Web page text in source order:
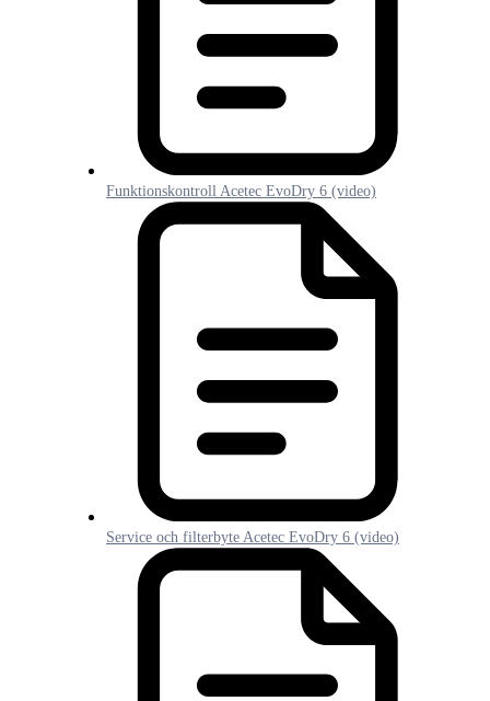
Funktionskontroll Acetec EvoDry 6 (video)
Service och filterbyte Acetec EvoDry 6 (video)